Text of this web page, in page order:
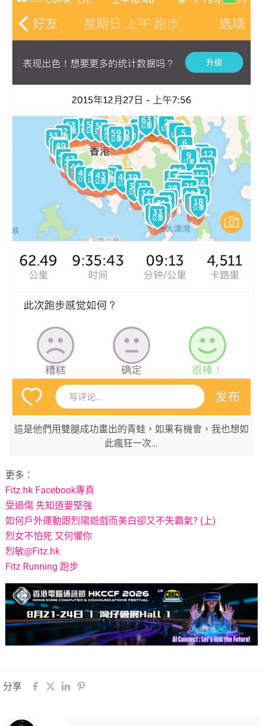
這是他們用雙腿成功畫出的青蛙，如果有機會，我也想如
此瘋狂一次…
更多：
Fitz.hk Facebook專頁
受過傷 先知道要堅強
如何戶外運動跟烈陽遊戲而美白卻又不失霸氣? (上)
烈女不怕死 又何懼你
烈敏@Fitz.hk
Fitz Running 跑步
分享